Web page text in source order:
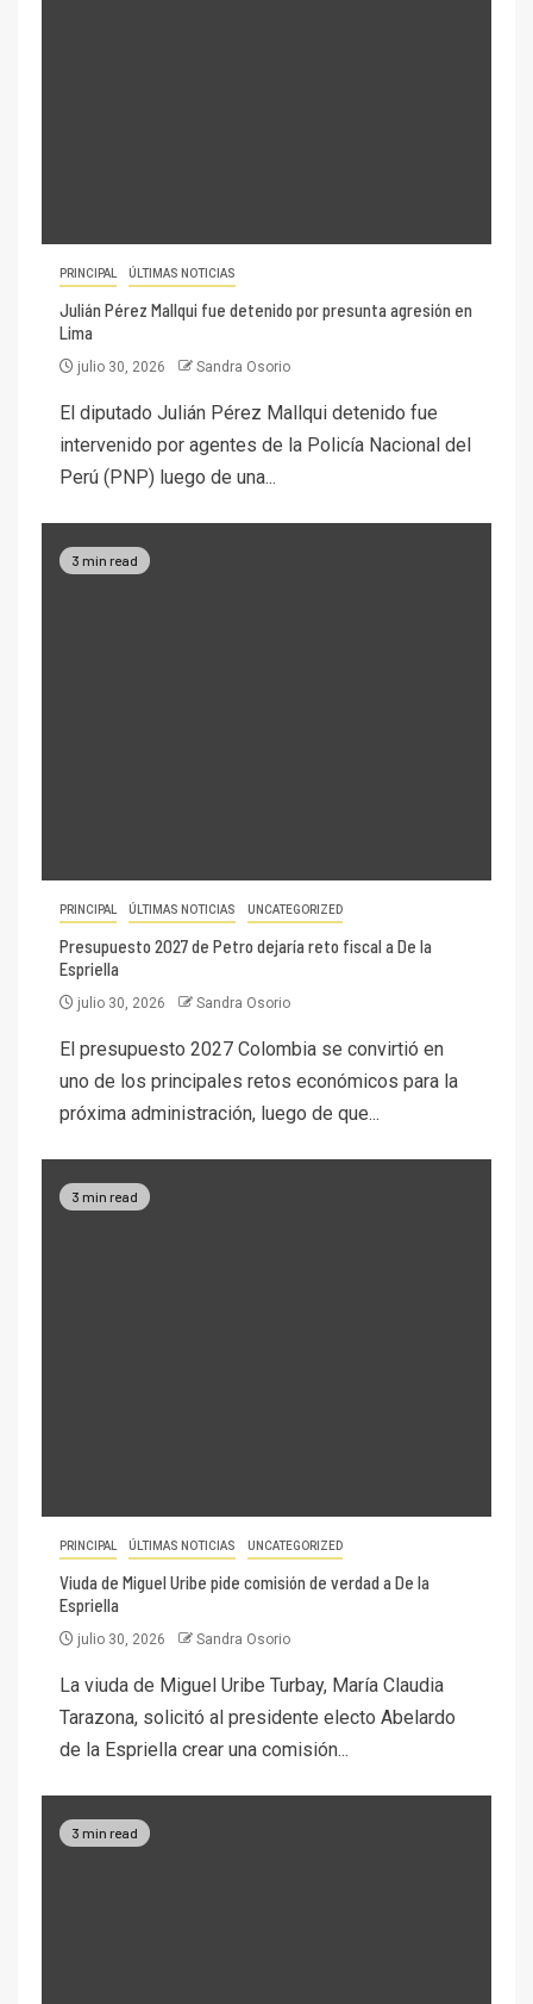
PRINCIPAL ÚLTIMAS NOTICIAS
Julián Pérez Mallqui fue detenido por presunta agresión en
Lima
julio 30, 2026 Sandra Osorio
El diputado Julián Pérez Mallqui detenido fue
intervenido por agentes de la Policía Nacional del
Perú (PNP) luego de una...
3 min read
PRINCIPAL ÚLTIMAS NOTICIAS UNCATEGORIZED
Presupuesto 2027 de Petro dejaría reto fiscal a De la
Espriella
julio 30, 2026 Sandra Osorio
El presupuesto 2027 Colombia se convirtió en
uno de los principales retos económicos para la
próxima administración, luego de que...
3 min read
PRINCIPAL ÚLTIMAS NOTICIAS UNCATEGORIZED
Viuda de Miguel Uribe pide comisión de verdad a De la
Espriella
julio 30, 2026 Sandra Osorio
La viuda de Miguel Uribe Turbay, María Claudia
Tarazona, solicitó al presidente electo Abelardo
de la Espriella crear una comisión...
3 min read